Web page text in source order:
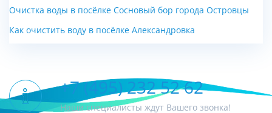
Очистка воды в посёлке Сосновый бор города Островцы
Как очистить воду в посёлке Александровка
+7 (495) 232 52 62
Наши специалисты ждут Вашего звонка!